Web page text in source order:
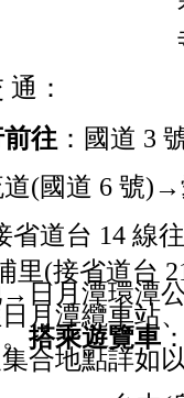
：
往：國道 3
(國道 6 號
省道台 14 線
里(接省道台
日月潭環潭
月潭纜車站
搭乘遊覽車
合地點詳如